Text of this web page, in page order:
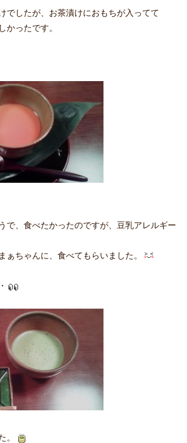
でしたが、お茶漬けにおもちが入ってて
かったです。
で、食べたかったのですが、豆乳アレルギー
ぁちゃんに、食べてもらいました。
。